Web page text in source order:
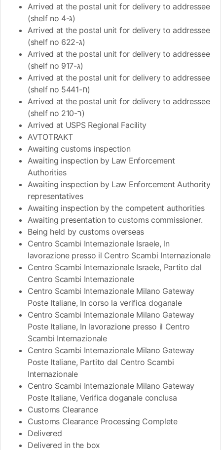
Arrived at the postal unit for delivery to addressee
(shelf no ג-4)
Arrived at the postal unit for delivery to addressee
(shelf no ג-622)
Arrived at the postal unit for delivery to addressee
(shelf no ג-917)
Arrived at the postal unit for delivery to addressee
(shelf no ח-5441)
Arrived at the postal unit for delivery to addressee
(shelf no ר-210)
Arrived at USPS Regional Facility
AVTOTRAKT
Awaiting customs inspection
Awaiting inspection by Law Enforcement
Authorities
Awaiting inspection by Law Enforcement Authority
representatives
Awaiting inspection by the competent authorities
Awaiting presentation to customs commissioner.
Being held by customs overseas
Centro Scambi Internazionale Israele, In
lavorazione presso il Centro Scambi Internazionale
Centro Scambi Internazionale Israele, Partito dal
Centro Scambi Internazionale
Centro Scambi Internazionale Milano Gateway
Poste Italiane, In corso la verifica doganale
Centro Scambi Internazionale Milano Gateway
Poste Italiane, In lavorazione presso il Centro
Scambi Internazionale
Centro Scambi Internazionale Milano Gateway
Poste Italiane, Partito dal Centro Scambi
Internazionale
Centro Scambi Internazionale Milano Gateway
Poste Italiane, Verifica doganale conclusa
Customs Clearance
Customs Clearance Processing Complete
Delivered
Delivered in the box